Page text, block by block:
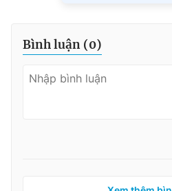
Bình luận (0)